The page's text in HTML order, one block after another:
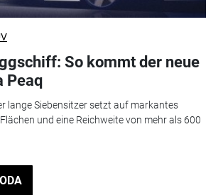
So kommt der neue
Peaq
lange Siebensitzer setzt auf markantes
und eine Reichweite von mehr als 600